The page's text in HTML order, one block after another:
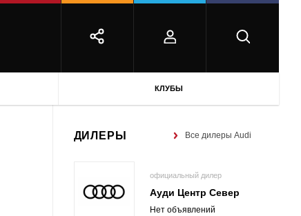
КЛУБЫ
ДИЛЕРЫ Все дилеры Audi
официальный дилер
Ауди Центр Север
Нет объявлений